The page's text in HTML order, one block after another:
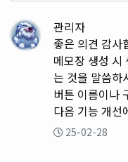
관리자
좋은 의견 감사
메모장 생성 시
는 것을 말씀하
버튼 이름이나
다음 기능 개선
25-02-28